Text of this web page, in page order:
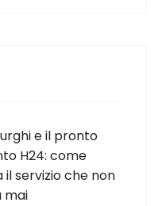
e il pronto
H24: come
il servizio che non
mai